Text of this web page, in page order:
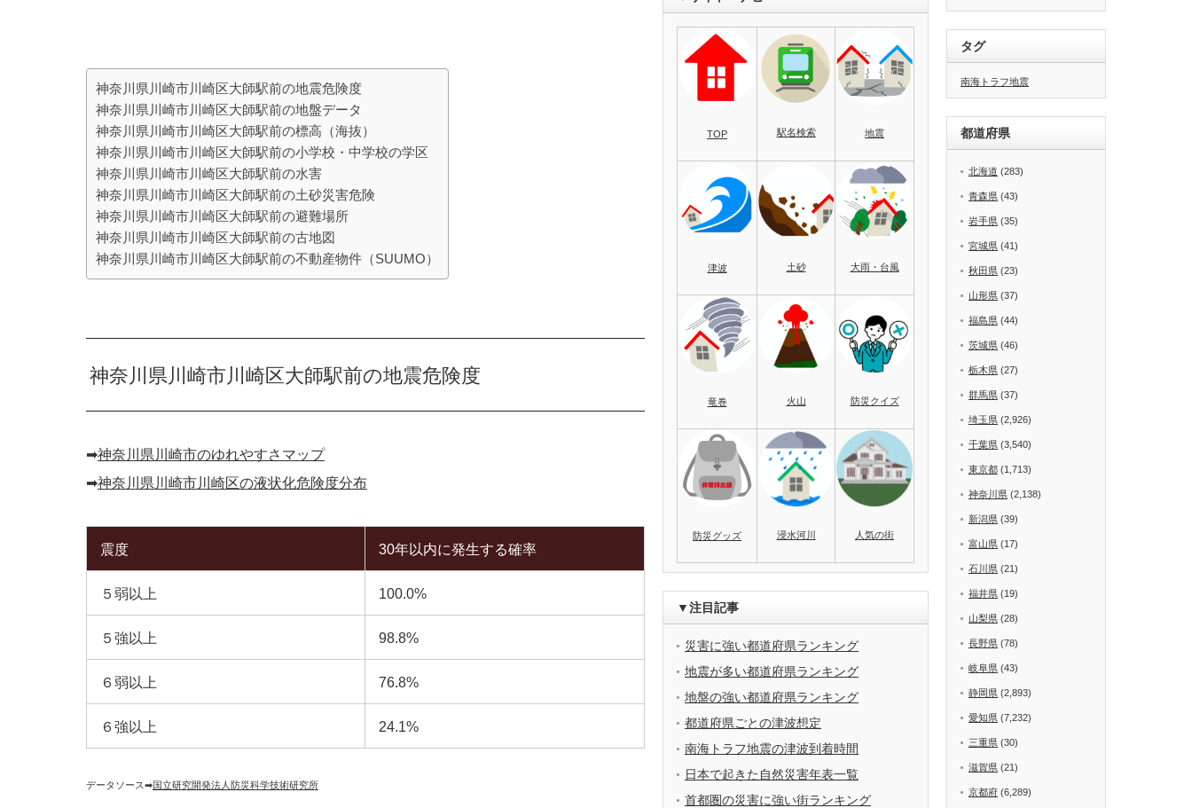
神奈川県川崎市川崎区大師駅前の地震危険度
神奈川県川崎市川崎区大師駅前の地盤データ
神奈川県川崎市川崎区大師駅前の標高（海抜）
神奈川県川崎市川崎区大師駅前の小学校・中学校の学区
神奈川県川崎市川崎区大師駅前の水害
神奈川県川崎市川崎区大師駅前の土砂災害危険
神奈川県川崎市川崎区大師駅前の避難場所
神奈川県川崎市川崎区大師駅前の古地図
神奈川県川崎市川崎区大師駅前の不動産物件（SUUMO）
神奈川県川崎市川崎区大師駅前の地震危険度
➡︎神奈川県川崎市のゆれやすさマップ
➡︎神奈川県川崎市川崎区の液状化危険度分布
震度 30年以内に発生する確率
５弱以上 100.0%
５強以上 98.8%
６弱以上 76.8%
６強以上 24.1%
データソース➡︎国立研究開発法人防災科学技術研究所
TOP 駅名検索 地震
津波 土砂 大雨・台風
竜巻 火山 防災クイズ
防災グッズ 浸水河川 人気の街
▼注目記事
災害に強い都道府県ランキング
地震が多い都道府県ランキング
地盤の強い都道府県ランキング
都道府県ごとの津波想定
南海トラフ地震の津波到着時間
日本で起きた自然災害年表一覧
首都圏の災害に強い街ランキング
タグ
南海トラフ地震
都道府県
北海道 (283)
青森県 (43)
岩手県 (35)
宮城県 (41)
秋田県 (23)
山形県 (37)
福島県 (44)
茨城県 (46)
栃木県 (27)
群馬県 (37)
埼玉県 (2,926)
千葉県 (3,540)
東京都 (1,713)
神奈川県 (2,138)
新潟県 (39)
富山県 (17)
石川県 (21)
福井県 (19)
山梨県 (28)
長野県 (78)
岐阜県 (43)
静岡県 (2,893)
愛知県 (7,232)
三重県 (30)
滋賀県 (21)
京都府 (6,289)